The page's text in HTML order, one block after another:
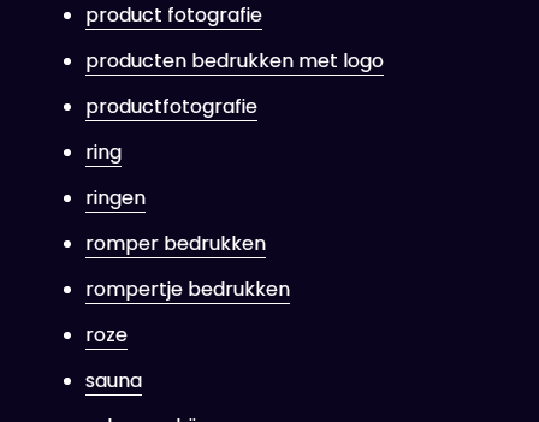
product fotografie
producten bedrukken met logo
productfotografie
ring
ringen
romper bedrukken
rompertje bedrukken
roze
sauna